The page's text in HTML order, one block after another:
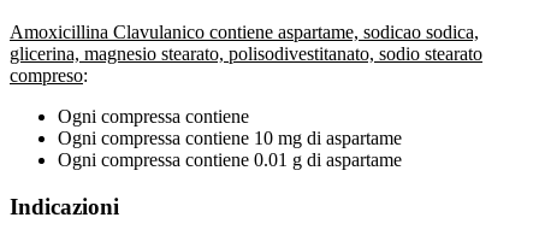
Amoxicillina Clavulanico contiene aspartame, sodicao sodica,
glicerina, magnesio stearato, polisodivestitanato, sodio stearato
compreso:
Ogni compressa contiene
Ogni compressa contiene 10 mg di aspartame
Ogni compressa contiene 0.01 g di aspartame
Indicazioni